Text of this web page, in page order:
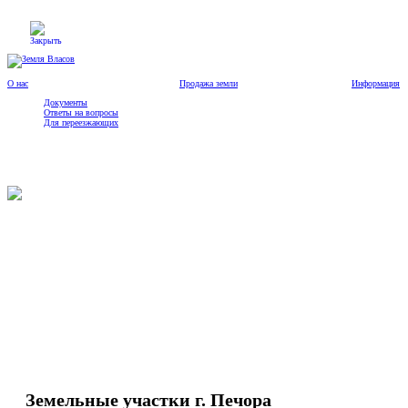
О нас Продажа земли Информация
Документы
Ответы на вопросы
Для переезжающих
Земельные участки г. Печора